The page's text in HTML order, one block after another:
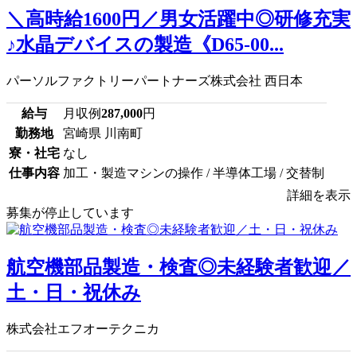
＼高時給1600円／男女活躍中◎研修充実
♪水晶デバイスの製造《D65-00...
パーソルファクトリーパートナーズ株式会社 西日本
給与 月収例287,000円
勤務地
宮崎県 川南町
寮・社宅 なし
仕事内容 加工・製造マシンの操作 / 半導体工場 / 交替制
詳細を表示
募集が停止しています
航空機部品製造・検査◎未経験者歓迎／
土・日・祝休み
株式会社エフオーテクニカ